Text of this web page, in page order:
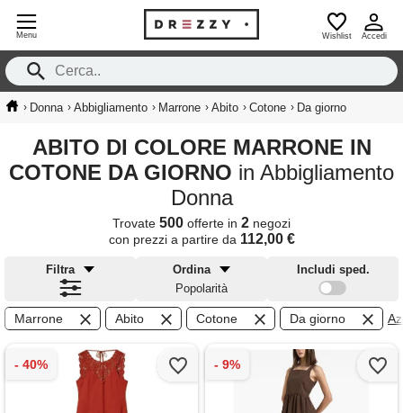
Menu Wishlist Accedi
› Donna › Abbigliamento › Marrone › Abito › Cotone › Da giorno
ABITO DI COLORE MARRONE IN
COTONE DA GIORNO in Abbigliamento
Donna
Trovate 500 offerte in 2 negozi
con prezzi a partire da 112,00 €
Filtra
Ordina
Popolarità
Includi sped.
Marrone Abito Cotone Da giorno